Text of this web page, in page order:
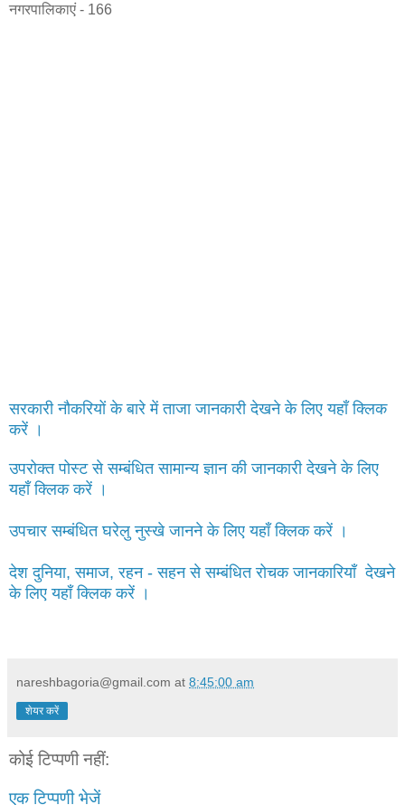
नगरपालिकाएं - 166
सरकारी नौकरियों के बारे में ताजा जानकारी देखने के लिए यहाँ क्लिक
करें ।
उपरोक्त पोस्ट से सम्बंधित सामान्य ज्ञान की जानकारी देखने के लिए
यहाँ क्लिक करें ।
उपचार सम्बंधित घरेलु नुस्खे जानने के लिए यहाँ क्लिक करें ।
देश दुनिया, समाज, रहन - सहन से सम्बंधित रोचक जानकारियाँ देखने
के लिए यहाँ क्लिक करें ।
nareshbagoria@gmail.com at 8:45:00 am
शेयर करें
कोई टिप्पणी नहीं:
एक टिप्पणी भेजें